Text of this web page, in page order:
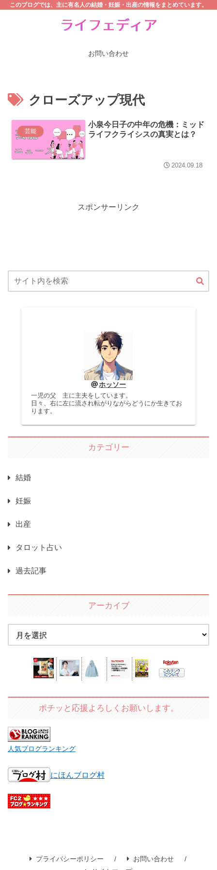
このブログでは、主に有名人の結婚・妊娠・出産の情報をまとめています。
お問い合わせ
クローズアップ現代
芸能
小泉今日子の中年の危機：ミッド
ライフクライシスの真実とは？
2024.09.18
スポンサーリンク
ホッソー
一児の父 主に主夫をしています。
日々、右に左に流され転がりながらどうにか生きてお
ります。
カテゴリー
結婚
妊娠
出産
タロット占い
過去記事
アーカイブ
ポチッと応援よろしくお願いします。
人気ブログランキング
にほんブログ村
プライバシーポリシー
お問い合わせ